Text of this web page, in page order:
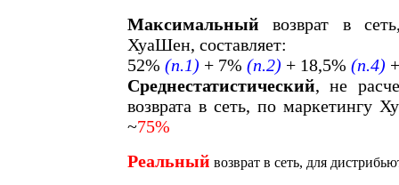
Максимальныйвозврат в
ХуаШен, составляет:
52% (п.1) + 7% (п.2) + 18,5% (п.4)
Среднестатистический, не
возврата в сеть, по маркетингу
~75%
Реальный возврат в сеть, для